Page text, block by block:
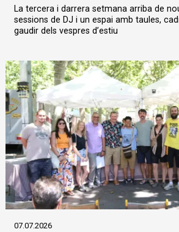
La tercera i darrera setmana arriba de
sessions de DJ i un espai amb taules,
gaudir dels vespres d’estiu
07.07.2026